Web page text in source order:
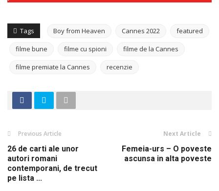
Tags Boy from Heaven Cannes 2022 featured
filme bune filme cu spioni filme de la Cannes
filme premiate la Cannes recenzie
Previous Article
26 de carti ale unor
autori romani
contemporani, de trecut
pe lista ...
Next Article
Femeia-urs – O poveste
ascunsa in alta poveste